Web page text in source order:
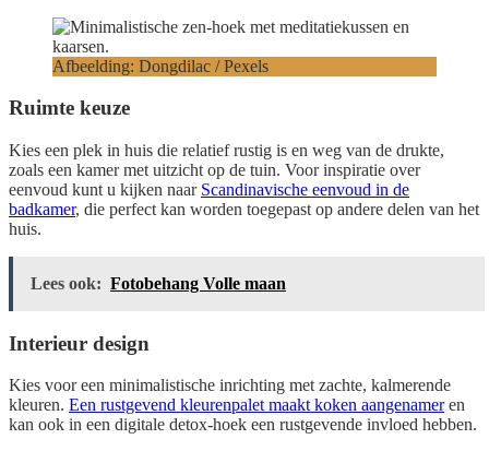
Afbeelding: Dongdilac / Pexels
Ruimte keuze
Kies een plek in huis die relatief rustig is en weg van de drukte,
zoals een kamer met uitzicht op de tuin. Voor inspiratie over
eenvoud kunt u kijken naar Scandinavische eenvoud in de
badkamer, die perfect kan worden toegepast op andere delen van het
huis.
Lees ook: Fotobehang Volle maan
Interieur design
Kies voor een minimalistische inrichting met zachte, kalmerende
kleuren. Een rustgevend kleurenpalet maakt koken aangenameren
kan ook in een digitale detox-hoek een rustgevende invloed hebben.